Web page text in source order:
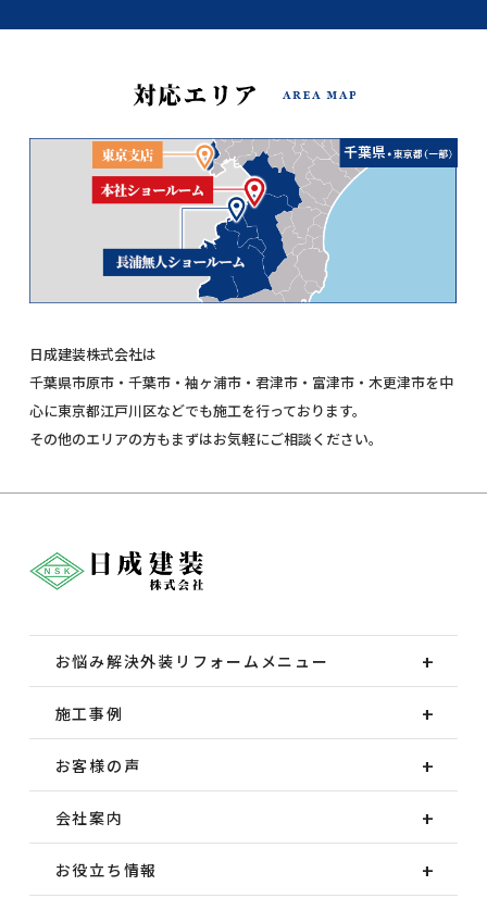
日成建装株式会社は
千葉県市原市・千葉市・袖ヶ浦市・君津市・富津市・木更津市を中
心に東京都江戸川区などでも施工を行っております。
その他のエリアの方もまずはお気軽にご相談ください。
お悩み解決外装 リフォームメニュー
施工事例
お客様の声
会社案内
お役立ち情報